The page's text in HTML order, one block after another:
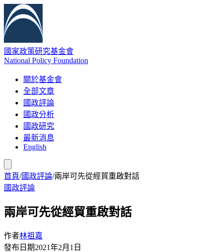
國家政策研究基金會
National Policy Foundation
關於基金會
全部文章
國政評論
國政分析
國政研究
最新消息
English
首頁/國政評論/兩岸可先從經貿重啟對話
國政評論
兩岸可先從經貿重啟對話
作者林祖嘉
發布日期2021年2月1日